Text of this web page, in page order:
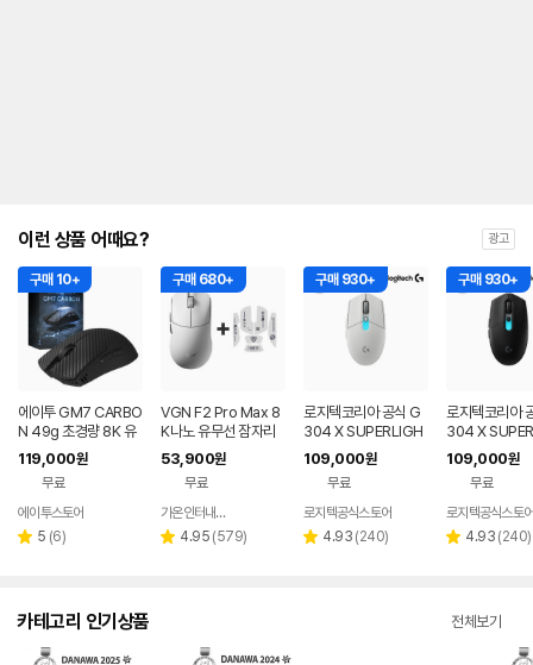
이런 상품 어때요? 광고
구매 10+
에이투 GM7 CARBO
N 49g 초경량 8K 유
무선 블루투스 게이밍
마우스 OMRON 광학
스위치 CF 블랙 카본
119,000원
무료
에이투스토어
별 5 리
(6)
구매 680+
VGN F2 Pro Max 8
K나노 유무선 잠자리
게이밍 마우스 화이트
53,900원
무료
페이
가온인터내셔날
별 4.95 리
(579)
구매 930+
로지텍코리아 공식 G
304 X SUPERLIGH
T 게이밍 마우스 화이
트
109,000원
무료
로지텍공식스토어
별 4.93 리
(240)
구매 930+
로지텍코리아
304 X
T 게이밍 마우
109,000원
무료
로지텍공식스토
별 4.93 리
(240)
카테고리 인기상품 전체보기